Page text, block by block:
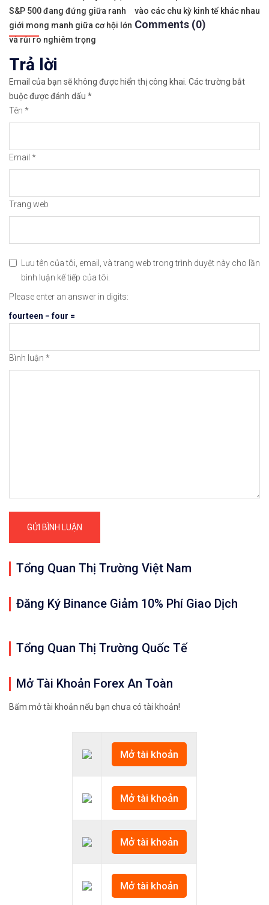
✅𝘔ở 𝘵à𝘪 𝘬𝘩𝘰ả𝘯 𝘵𝘳ê𝘯 𝘴à𝘯 𝘌𝘹𝘯𝘦𝘴𝘴 𝘜𝘺 𝘛í𝘯 𝘷à 𝘱𝘩ù
👉Thuộc top 3 sàn nổi tiếng thế giới, được nhiều
👉Xem cách Đặt Lệnh, Đóng Lệnh và CopyTrade
🔗https://chungkhoanforex.com/xem-truoc-bao-
😘Cảm ơn bạn đã xem thông tin😘🍀🤗Chúc bạn
#icmarkets #exness #taichinh #dautu #chungkhoan
hướng
bài
viết
S&P 500 đang đứng giữa ranh
giới mong manh giữa cơ hội lớn
và rủi ro nghiêm trọng
vào các chu kỳ kinh tế khác nhau
Comments (0)
Trả lời
Email của bạn sẽ không được hiển thị công khai. Các trường bắt
buộc được đánh dấu *
Tên *
Email *
Trang web
Lưu tên của tôi, email, và trang web trong trình duyệt này cho lần
bình luận kế tiếp của tôi.
Please enter an answer in digits:
fourteen − four =
Bình luận *
Tổng Quan Thị Trường Việt Nam
Đăng Ký Binance Giảm 10% Phí Giao Dịch
Tổng Quan Thị Trường Quốc Tế
Mở Tài Khoản Forex An Toàn
Bấm mở tài khoản nếu bạn chưa có tài khoản!
Mở tài khoản
Mở tài khoản
Mở tài khoản
Mở tài khoản